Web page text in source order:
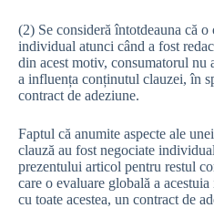
(2) Se consideră întotdeauna că o
individual atunci când a fost
din acest motiv, consumatorul nu
a influența conținutul clauzei, în
contract de adeziune.
Faptul că anumite aspecte ale
clauză au fost negociate
prezentului articol pentru restul
care o evaluare globală a
cu toate acestea, un contract de